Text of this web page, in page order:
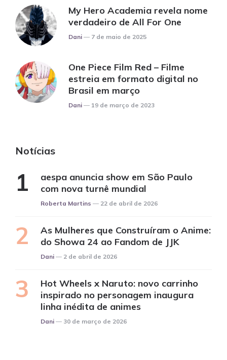
My Hero Academia revela nome
verdadeiro de All For One
Posted
Dani 7 de maio de 2025
One Piece Film Red – Filme
estreia em formato digital no
Brasil em março
Posted
Dani 19 de março de 2023
Notícias
aespa anuncia show em São Paulo
com nova turnê mundial
Posted
Roberta Martins 22 de abril de 2026
As Mulheres que Construíram o Anime:
do Showa 24 ao Fandom de JJK
Posted
Dani 2 de abril de 2026
Hot Wheels x Naruto: novo carrinho
inspirado no personagem inaugura
linha inédita de animes
Posted
Dani 30 de março de 2026